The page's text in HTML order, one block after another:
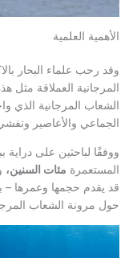
الأهمية العلمية
وقد رحب علماء البحار
المرجانية العملاقة مثل هذه
الشعاب المرجانية الذي
الجماعي والأعاصير وتفشي
ووفقًا لباحثين على دراية
المستعمرةمئات السنين،وهو
قد يقدم حجمها وعمرها –
حول مرونة الشعاب المرجانية